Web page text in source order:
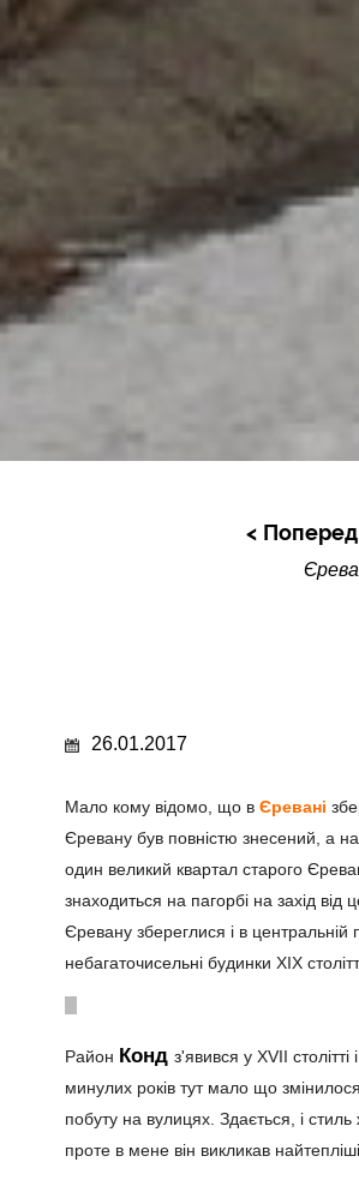
26.01.2017
Мало кому відомо, що в Єревані
Єревану був повністю знесений, а
один великий квартал старого
знаходиться на пагорбі на захід
Єревану збереглися і в центральній
небагаточисельні будинки ХІХ
Район Конд з'явився у ХVII
минулих років тут мало що
побуту на вулицях. Здається, і
проте в мене він викликав